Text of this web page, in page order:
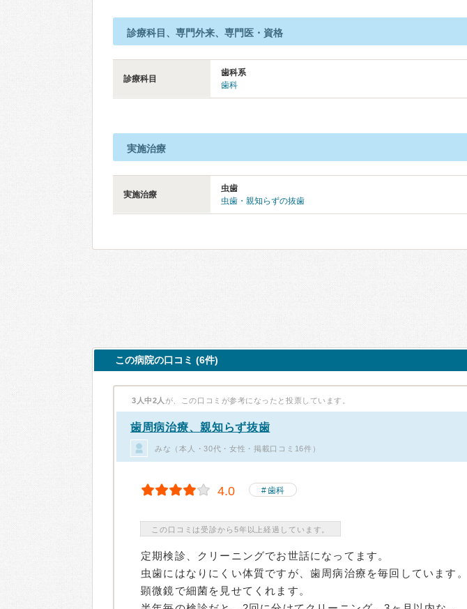
診療科目、専門外来、専門医・資格
診療科目
歯科系
歯科
実施治療
実施治療
虫歯
虫歯・親知らずの抜歯
この病院の口コミ (6件)
3人中2人 が、この口コミが参考になったと投票しています。
歯周病治療、親知らず抜歯
みな（本人・30代・女性・掲載口コミ16件）
4.0 歯科
この口コミは受診から5年以上経過しています。
定期検診、クリーニングでお世話になってます。
虫歯にはなりにくい体質ですが、歯周病治療を毎回しています。
顕微鏡で細菌を見せてくれます。